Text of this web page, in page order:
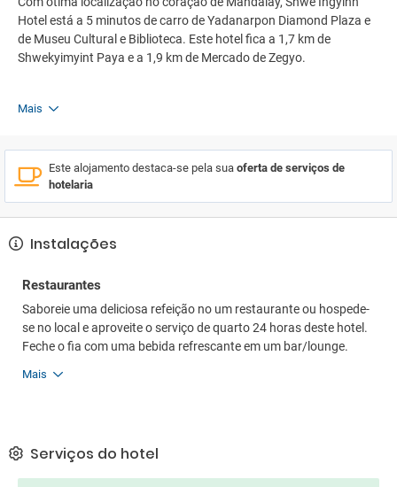
Hotel está a 5 minutos de carro de Yadanarpon Diamond Plaza e
de Museu Cultural e Biblioteca. Este hotel fica a 1,7 km de
Shwekyimyint Paya e a 1,9 km de Mercado de Zegyo.
Mais
Este alojamento destaca-se pela sua oferta de serviços de
hotelaria
Instalações
Restaurantes
Saboreie uma deliciosa refeição no um restaurante ou hospede-
se no local e aproveite o serviço de quarto 24 horas deste hotel.
Feche o fia com uma bebida refrescante em um bar/lounge.
Mais
Serviços do hotel